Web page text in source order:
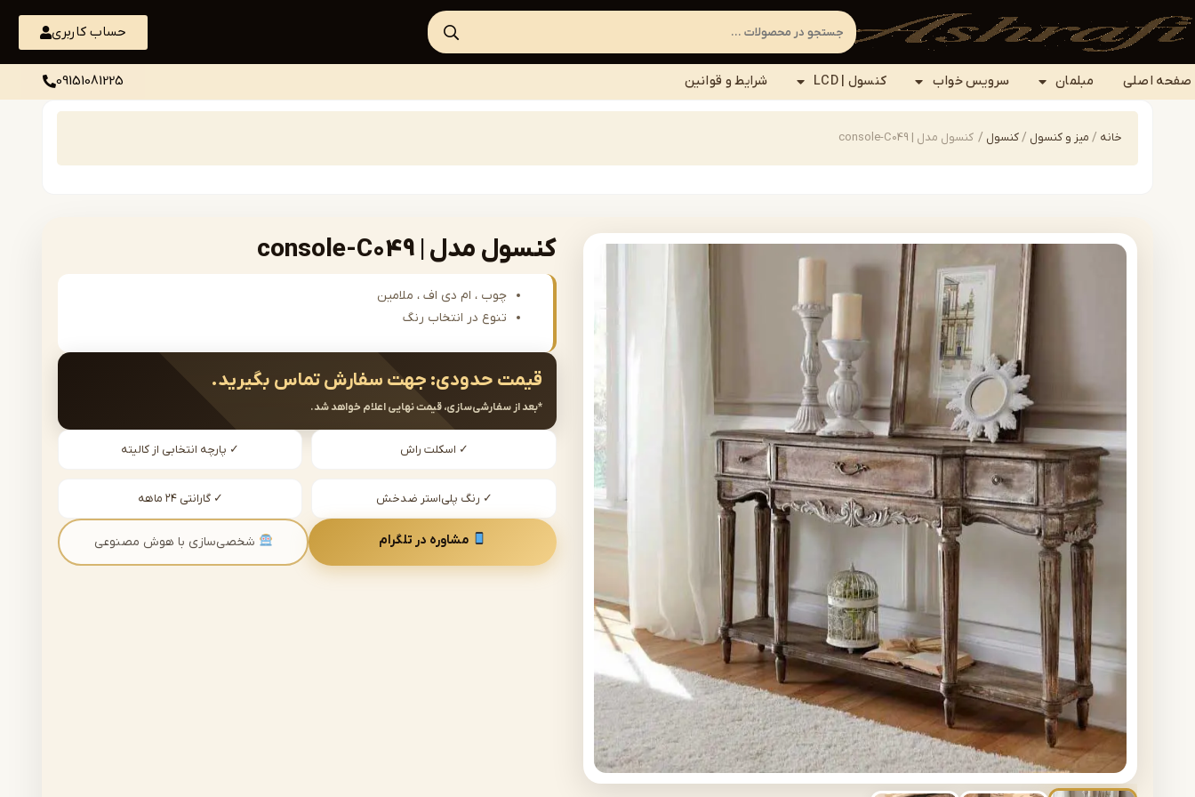
حساب کاربری
صفحه اصلی مبلمان سرویس خواب کنسول | LCD شرایط و قوانین 09151081225
خانه / میز و کنسول /کنسول / کنسول مدل | console-C049
کنسول مدل | console-C049
چوب ، ام دی اف ، ملامین
تنوع در انتخاب رنگ
قیمت حدودی: جهت سفارش تماس بگیرید.
*بعد از سفارشی‌سازی، قیمت نهایی اعلام خواهد شد.
✓ اسکلت راش ✓ پارچه انتخابی از کالیته
✓ رنگ پلی‌استر ضدخش ✓ گارانتی ۲۴ ماهه
مشاوره در تلگرام شخصی‌سازی با هوش مصنوعی